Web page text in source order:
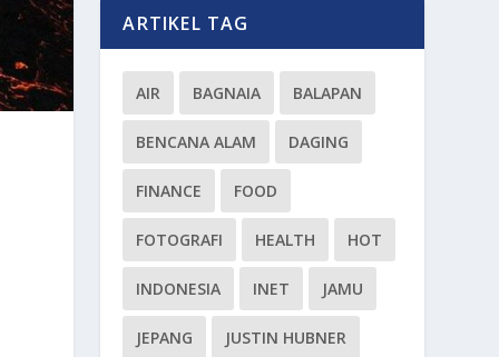
ARTIKEL TAG
AIR BAGNAIA BALAPAN
BENCANA ALAM DAGING
FINANCE FOOD
FOTOGRAFI HEALTH HOT
INDONESIA INET JAMU
JEPANG JUSTIN HUBNER